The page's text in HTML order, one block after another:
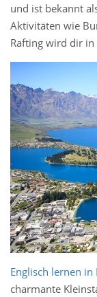
und ist bekannt
Aktivitäten wie
Rafting wird dir
Englisch lernen in
charmante